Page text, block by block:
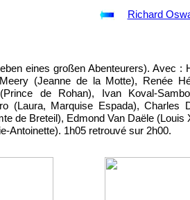
Richard
eines großen Abenteurers). Avec :
(Jeanne de la Motte), Renée
de Rohan), Ivan Koval-
(Laura, Marquise Espada), Charles
de Breteil), Edmond Van Daële (Louis
Antoinette). 1h05 retrouvé sur 2h00.